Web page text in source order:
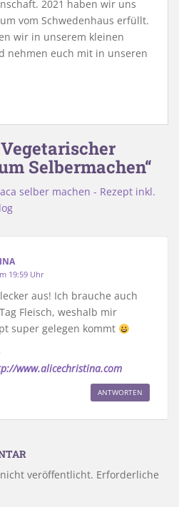
2021 haben wir uns
vom Schwedenhaus erfüllt.
wir in unserem kleinen
nehmen euch mit in unseren
Selbermachen“
selber machen - Rezept inkl.
19:59 Uhr
aus! Ich brauche auch
Fleisch, weshalb mir
super gelegen kommt
www.alicechristina.com
ANTWORTEN
veröffentlicht. Erforderliche